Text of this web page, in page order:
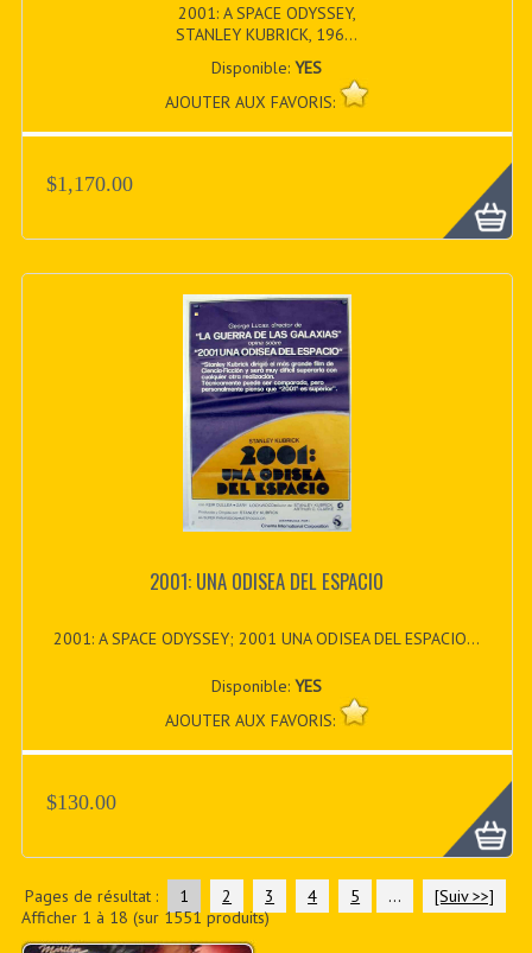
2001: A SPACE ODYSSEY,
STANLEY KUBRICK, 196...
Disponible:YES
AJOUTER AUX FAVORIS:
$1,170.00
2001: UNA ODISEA DEL ESPACIO
2001: A SPACE ODYSSEY; 2001 UNA ODISEA DEL ESPACIO...
Disponible:YES
AJOUTER AUX FAVORIS:
$130.00
Pages de résultat : 1 2 3 4 5 ...
[Suiv >>]
Afficher 1 à 18 (sur 1551 produits)